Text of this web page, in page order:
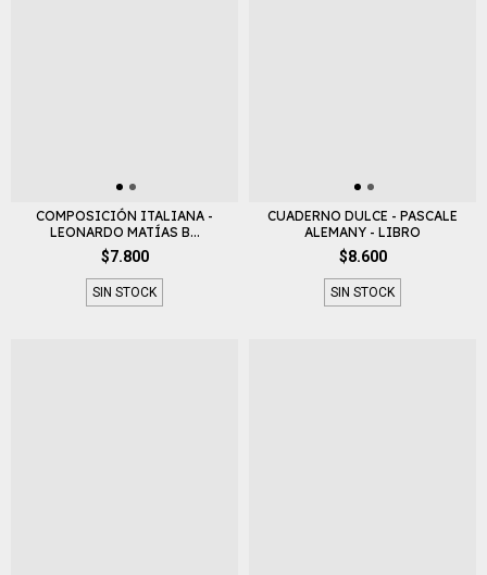
COMPOSICIÓN ITALIANA -
LEONARDO MATÍAS B...
$7.800
SIN STOCK
CUADERNO DULCE - PASCALE
ALEMANY - LIBRO
$8.600
SIN STOCK